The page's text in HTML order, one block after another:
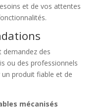
et de vos attentes
demandez des
ou des professionnels
produit fiable et de
mécanisés